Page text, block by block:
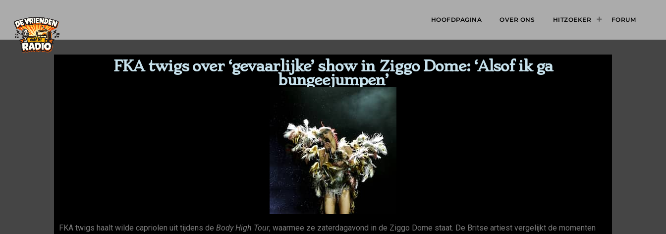
HOOFDPAGINA OVER ONS HITZOEKER FORUM
FKA twigs over ‘gevaarlijke’ show in Ziggo Dome: ‘Alsof ik ga
bungeejumpen’
FKA twigs haalt wilde capriolen uit tijdens deBody High Tour, waarmee ze zaterdagavond in de Ziggo Dome staat. De Britse artiest vergelijkt de momenten